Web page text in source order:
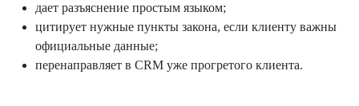
дает разъяснение простым языком;
цитирует нужные пункты закона, если клиенту важны
официальные данные;
перенаправляет в CRM уже прогретого клиента.